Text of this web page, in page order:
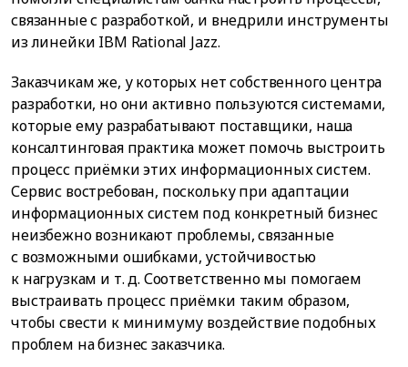
связанные с разработкой, и внедрили инструменты
из линейки IBM Rational Jazz.
Заказчикам же, у которых нет собственного центра
разработки, но они активно пользуются системами,
которые ему разрабатывают поставщики, наша
консалтинговая практика может помочь выстроить
процесс приёмки этих информационных систем.
Сервис востребован, поскольку при адаптации
информационных систем под конкретный бизнес
неизбежно возникают проблемы, связанные
с возможными ошибками, устойчивостью
к нагрузкам и т. д. Соответственно мы помогаем
выстраивать процесс приёмки таким образом,
чтобы свести к минимуму воздействие подобных
проблем на бизнес заказчика.